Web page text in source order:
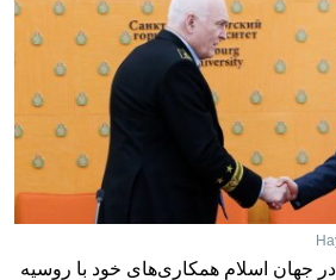
جهان اسلام همکاری‌های خود با روسیه